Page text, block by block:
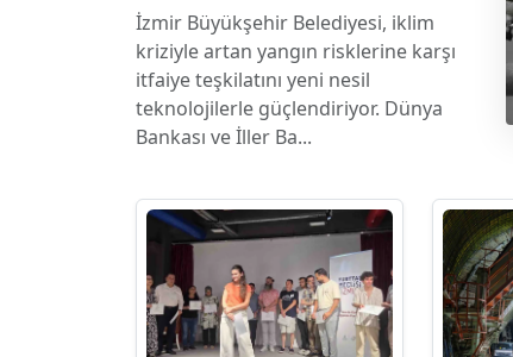
İzmir Büyükşehir Belediyesi, iklim
kriziyle artan yangın risklerine karşı
itfaiye teşkilatını yeni nesil
teknolojilerle güçlendiriyor. Dünya
Bankası ve İller Ba...